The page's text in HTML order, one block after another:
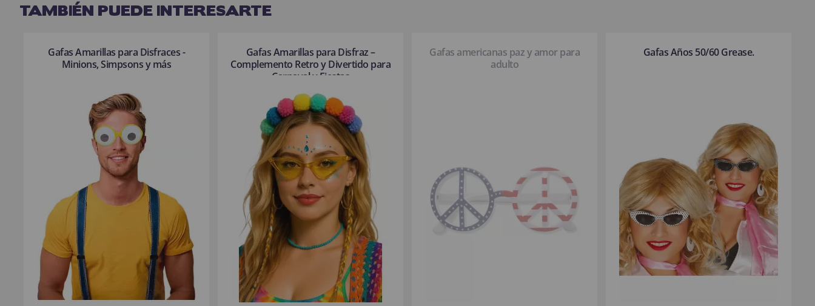
TAMBIÉN PUEDE INTERESARTE
Gafas Amarillas para Disfraces -
Minions, Simpsons y más
Gafas Amarillas para Disfraz –
Complemento Retro y Divertido para
Carnaval y Fiestas
Gafas americanas paz y amor para
adulto
Gafas Años 50/60 Grease.